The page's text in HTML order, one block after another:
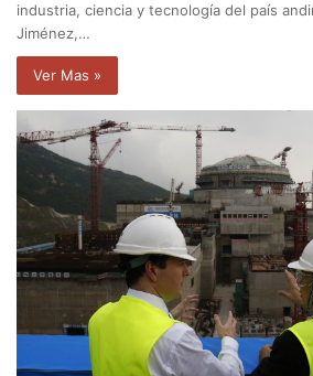
industria, ciencia y tecnología del país
Jiménez,…
Ver Mas »